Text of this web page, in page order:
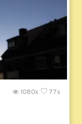
77x
1080x